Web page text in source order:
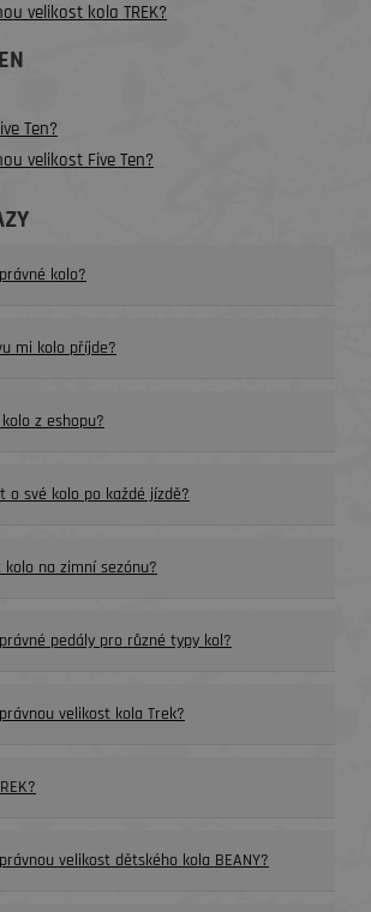
velikost kola TREK?
Ten?
velikost Five Ten?
kolo?
mi kolo příjde?
z eshopu?
o své kolo po každé jízdě?
na zimní sezónu?
pedály pro různé typy kol?
velikost kola Trek?
velikost dětského kola BEANY?